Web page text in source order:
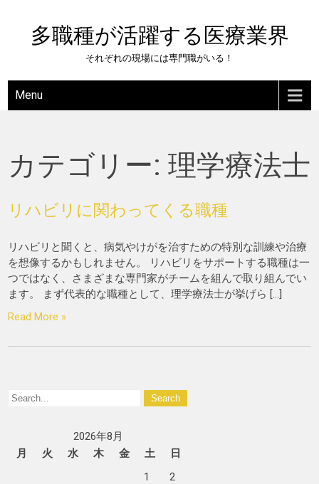
content多職種が活躍する医療業界
それぞれの現場には専門職がいる！
Menu
カテゴリー:理学療法士
リハビリに関わってくる職種
リハビリと聞くと、病気やけがを治すための特別な訓練や治療
を想像するかもしれません。 リハビリをサポートする職種は一
つではなく、さまざまな専門家がチームを組んで取り組んでい
ます。 まず代表的な職種として、理学療法士が挙げら […]
Read More »
2026年8月
月
火 水 木 金 土
日
1
2